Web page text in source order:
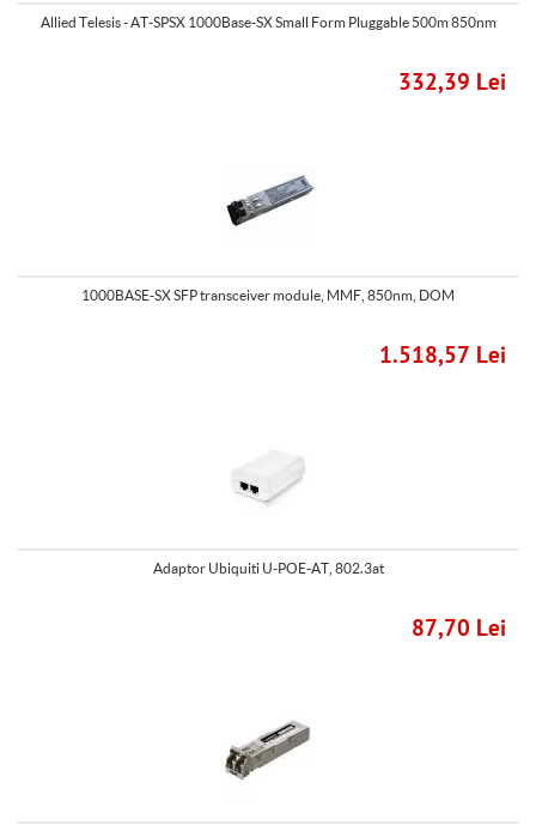
Allied Telesis - AT-SPSX 1000Base-SX Small Form Pluggable 500m 850nm
332,39 Lei
1000BASE-SX SFP transceiver module, MMF, 850nm, DOM
1.518,57 Lei
Adaptor Ubiquiti U-POE-AT, 802.3at
87,70 Lei